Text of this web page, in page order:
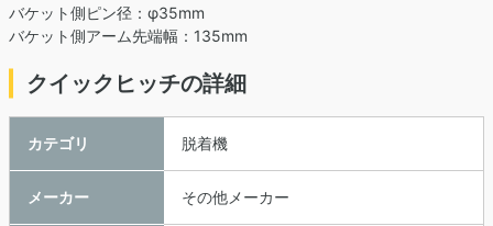
バケット側ピン径：φ35mm
バケット側アーム先端幅：135mm
クイックヒッチの詳細
カテゴリ 脱着機
メーカー その他メーカー